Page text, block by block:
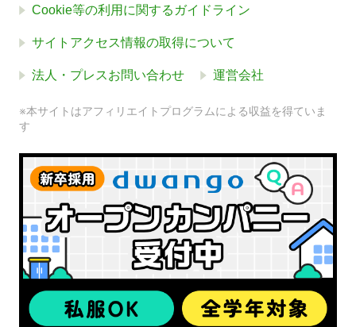
Cookie等の利用に関するガイドライン
サイトアクセス情報の取得について
法人・プレスお問い合わせ 運営会社
※本サイトはアフィリエイトプログラムによる収益を得ていま
す